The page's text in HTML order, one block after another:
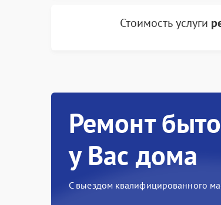
Стоимость услуги
Ремонт
у Вас дома
С выездом квалифицированного